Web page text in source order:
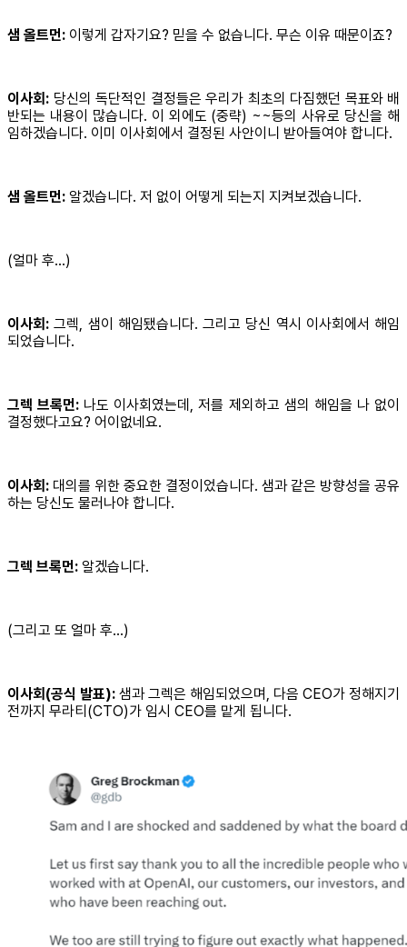
샘 올트먼: 이렇게 갑자기요? 믿을 수 없습니다. 무슨 이유 때문이죠?
이사회: 당신의 독단적인 결정들은 우리가 최초의 다짐했던 목표와 배
반되는 내용이 많습니다. 이 외에도 (중략) ~~등의 사유로 당신을 해
임하겠습니다. 이미 이사회에서 결정된 사안이니 받아들여야 합니다.
샘 올트먼: 알겠습니다. 저 없이 어떻게 되는지 지켜보겠습니다.
(얼마 후…)
이사회: 그렉, 샘이 해임됐습니다. 그리고 당신 역시 이사회에서 해임
되었습니다.
그렉 브록먼: 나도 이사회였는데, 저를 제외하고 샘의 해임을 나 없이
결정했다고요? 어이없네요.
이사회: 대의를 위한 중요한 결정이었습니다. 샘과 같은 방향성을 공유
하는 당신도 물러나야 합니다.
그렉 브록먼: 알겠습니다.
(그리고 또 얼마 후…)
이사회(공식 발표): 샘과 그렉은 해임되었으며, 다음 CEO가 정해지기
전까지 무라티(CTO)가 임시 CEO를 맡게 됩니다.